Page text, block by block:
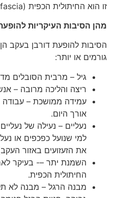
זו הוא החיתולית הכפית (plantar fascia).
מהן הסיבות העיקריות
הסיבות להופעת דורבן בעקב
גורמים או יותר:
גיל – מרבית הסובלים
ריצה והליכה מרובה –
עמידה ממושכת –
אורך היום.
נעליים – נעילה של
למי שנועל כפכפים או
את הזעזועים באזור
השמנת יתר –- בעיקר
החיתולית הכפית.
מבנה הרגל – מבנה לא